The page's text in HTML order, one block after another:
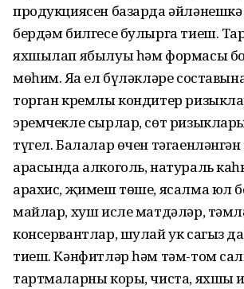
продукциясен базарда әйләнешкә
бердәм билгесе булырга тиеш.
яхшылап ябылуы һәм формасы
мөһим. Яңа ел бүләкләре
торган кремлы кондитер
эремчекле сырлар, сөт
түгел. Балалар өчен
арасында алкоголь, натураль
арахис, җимеш төше, ясалма юл
майлар, хуш исле матдәләр,
консервантлар, шулай ук сагыз
тиеш. Кәнфитләр һәм тәм-том
тартмаларны коры, чиста, яхшы